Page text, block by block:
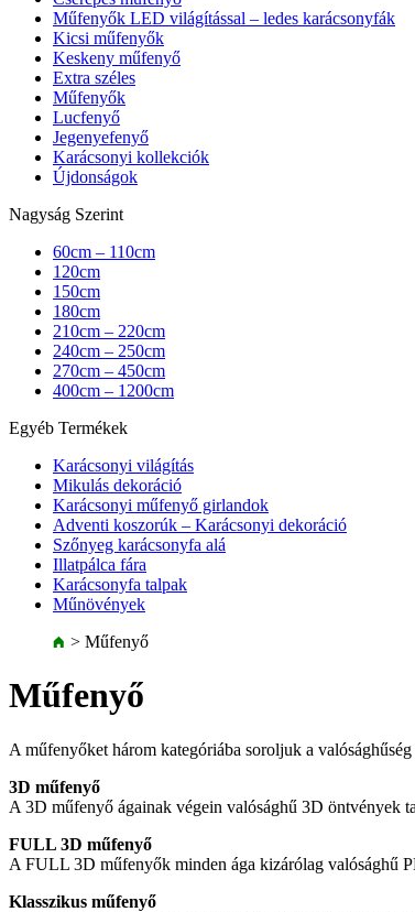
Műfenyők LED világítással – ledes karácsonyfák
Kicsi műfenyők
Keskeny műfenyő
Extra széles
Műfenyők
Lucfenyő
Jegenyefenyő
Karácsonyi kollekciók
Újdonságok
Nagyság Szerint
60cm – 110cm
120cm
150cm
180cm
210cm – 220cm
240cm – 250cm
270cm – 450cm
400cm – 1200cm
Egyéb Termékek
Karácsonyi világítás
Mikulás dekoráció
Karácsonyi műfenyő girlandok
Adventi koszorúk – Karácsonyi dekoráció
Szőnyeg karácsonyfa alá
Illatpálca fára
Karácsonyfa talpak
Műnövények
> Műfenyő
Műfenyő
A műfenyőket három kategóriába soroljuk a
3D műfenyő
A 3D műfenyő ágainak végein valósághű 3D öntvények
FULL 3D műfenyő
A FULL 3D műfenyők minden ága kizárólag valósághű
Klasszikus műfenyő